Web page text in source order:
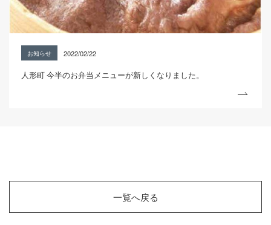
お知らせ 2022/02/22
人形町 今半のお弁当メニューが新しくなりました。
一覧へ戻る